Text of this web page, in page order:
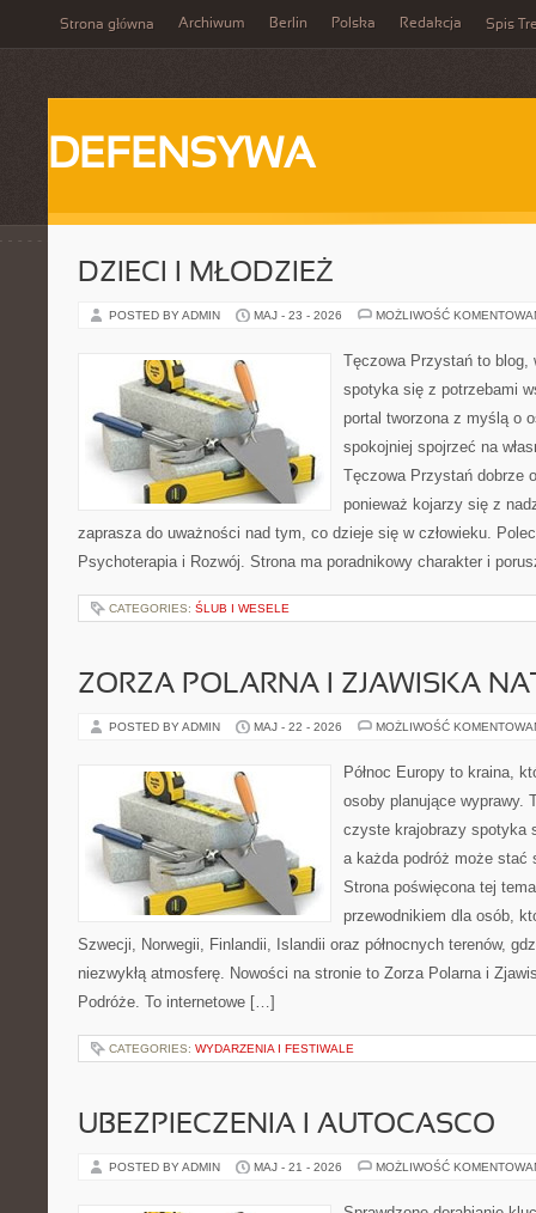
Strona główna Archiwum Berlin Polska Redakcja Spis
DEFENSYWA
DZIECI I MŁODZIEŻ
POSTED BY ADMIN MAJ - 23 - 2026 MOŻLIWOŚĆ
Tęczowa Przystań to
spotyka się z potrzebami
portal tworzona z myślą o
spokojniej spojrzeć na
Tęczowa Przystań dobrze
ponieważ kojarzy się z
zaprasza do uważności nad tym, co dzieje się w człowieku.
Psychoterapia i Rozwój. Strona ma poradnikowy charakter i
CATEGORIES: ŚLUB I WESELE
ZORZA POLARNA I ZJAWISKA
POSTED BY ADMIN MAJ - 22 - 2026 MOŻLIWOŚĆ
Północ Europy to kraina,
osoby planujące wyprawy.
czyste krajobrazy spotyka
a każda podróż może stać
Strona poświęcona tej
przewodnikiem dla osób,
Szwecji, Norwegii, Finlandii, Islandii oraz północnych terenów,
niezwykłą atmosferę. Nowości na stronie to Zorza Polarna i
Podróże. To internetowe […]
CATEGORIES: WYDARZENIA I FESTIWALE
UBEZPIECZENIA I AUTOCASCO
POSTED BY ADMIN MAJ - 21 - 2026 MOŻLIWOŚĆ